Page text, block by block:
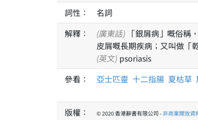
詞性：
名詞
解釋：
(廣東話) 「銀屑病」嘅俗稱
皮屑嘅長期疾病；又叫做「
(英文) psoriasis
參看：
亞士匹靈 十二指腸 夏枯草
版權： © 2020 香港辭書有限公司 -非商業開放資